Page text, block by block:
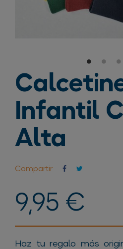
Infantil
Alta
Compartir
9,95 €
Haz tu regalo más